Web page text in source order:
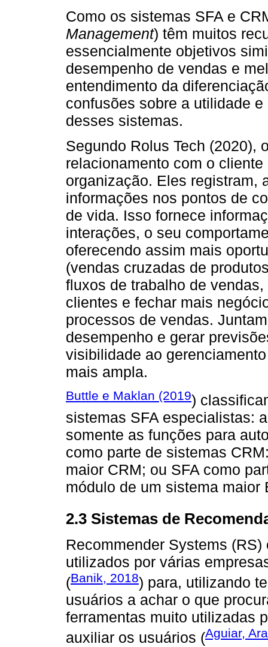
Como os sistemas SFA e
Management) têm muitos
essencialmente objetivos
desempenho de vendas e
entendimento da
confusões sobre a utilidade
desses sistemas.
Segundo Rolus Tech (2020),
relacionamento com o
organização. Eles registram,
informações nos pontos de
de vida. Isso fornece
interações, o seu
oferecendo assim mais
(vendas cruzadas de
fluxos de trabalho de
clientes e fechar mais
processos de vendas.
desempenho e gerar
visibilidade ao
mais ampla.
Buttle e Maklan (2019)
sistemas SFA especialistas:
somente as funções para
como parte de sistemas
maior CRM; ou SFA como
módulo de um sistema maior
2.3 Sistemas de
Recommender Systems
utilizados por várias
(Banik, 2018) para, utilizando
usuários a achar o que
ferramentas muito utilizadas
auxiliar os usuários (Aguiar,